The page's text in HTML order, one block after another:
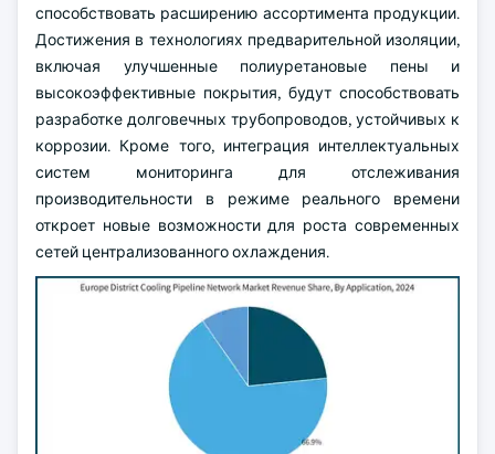
способствовать расширению ассортимента продукции.
Достижения в технологиях предварительной изоляции,
включая улучшенные полиуретановые пены и
высокоэффективные покрытия, будут способствовать
разработке долговечных трубопроводов, устойчивых к
коррозии. Кроме того, интеграция интеллектуальных
систем мониторинга для отслеживания
производительности в режиме реального времени
откроет новые возможности для роста современных
сетей централизованного охлаждения.